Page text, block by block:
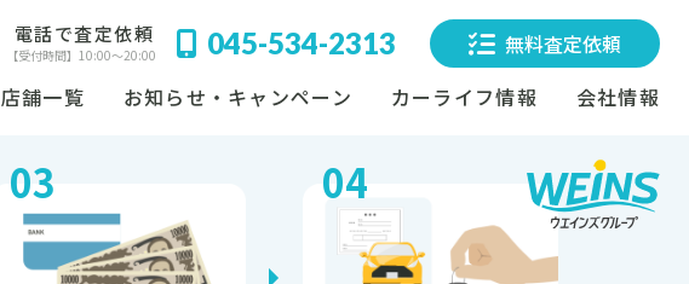
電話で査定依頼
【受付時間】10:00〜20:00 045-534-2313
無料査定依頼
店舗一覧 お知らせ・キャンペーン カーライフ情報 会社情報
03 04